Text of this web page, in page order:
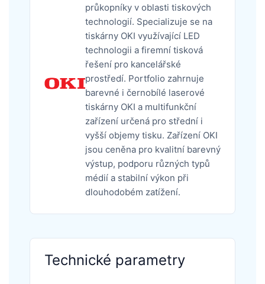
průkopníky v oblasti tiskových
technologií. Specializuje se na
tiskárny OKI využívající LED
technologii a firemní tisková
řešení pro kancelářské
prostředí. Portfolio zahrnuje
barevné i černobílé laserové
tiskárny OKI a multifunkční
zařízení určená pro střední i
vyšší objemy tisku. Zařízení OKI
jsou ceněna pro kvalitní barevný
výstup, podporu různých typů
médií a stabilní výkon při
dlouhodobém zatížení.
Technické parametry